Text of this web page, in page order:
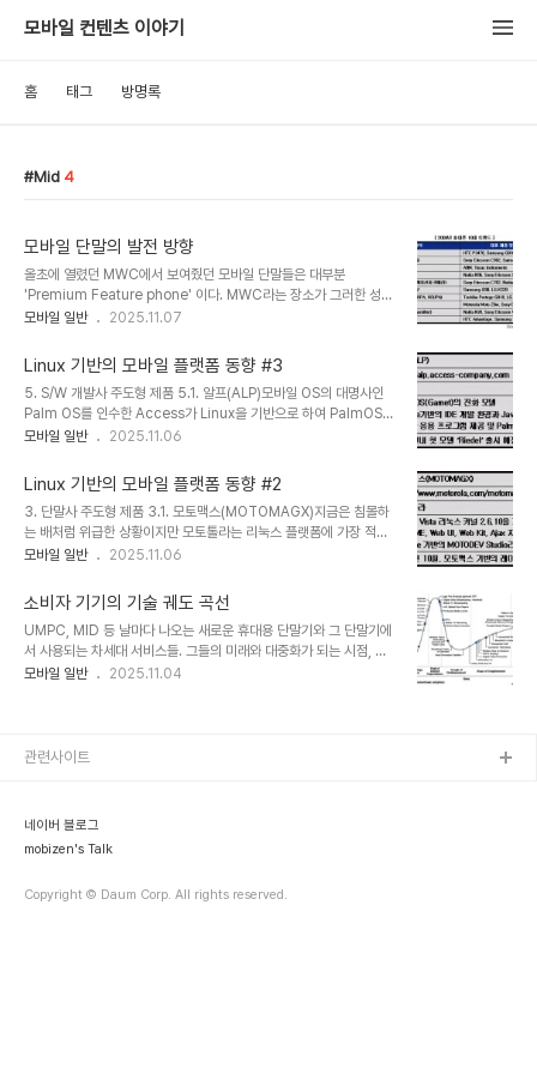
모바일 컨텐츠 이야기
홈 태그 방명록
Mid 4
모바일 단말의 발전 방향
올초에 열렸던 MWC에서 보여줬던 모바일 단말들은 대부분
'Premium Feature phone' 이다. MWC라는 장소가 그러한 성향
이 부각될 수 밖에 없는 곳이기도 하지만 이러한 Feature Phone은
성을 부여하기도 한다. 이를 테면 'Touch screen' 라는 Value만을
생각만 하면 도대체 이해할 수 있는 햅틱의 가격이지만, 소비자의 반응
은 상당히 좋다라는 것이 좋은 예가 될 수 있다. IDG에서는 MWC에
서 보여주었던 트렌드를 10개 정도로 요약해서 정리를 한 적이 있다.
단말의 고도화는 당연히 고가의 CPU와 Display 장치를 요구하며,
은 ..
모바일 일반 2025.11.07
Linux 기반의 모바일 플랫폼 동향 #3
5. S/W 개발사 주도형 제품 5.1. 알프(ALP)모바일 OS의 대명사인
Palm OS를 인수한 Access가 Linux을 기반으로 하여 PalmOS의
차세대 모델로 개발하고 있는 플랫폼이다. 실제 어플리케이션의 개발
오렌지향으로 'Riedel' 프로젝트를 2008년도 안에 Release 하려
는 계획을 가지고 있다. 기타 Linux 플랫폼이 지원하는 대부분의 것들
을 지원한다. 개발 플레임워크는 아래와 같으며 Linux Native나
J2ME로 개발이 가능하다.ALP의 가장 큰 장점은 Plam이라는 고유
명사를 일반 명사로 만들 정도로 강력했던 약 25,000 여개 이상의
모바일 일반 2025.11.06
Linux 기반의 모바일 플랫폼 동향 #2
3. 단말사 주도형 제품 3.1. 모토맥스(MOTOMAGX)지금은 침몰하
는 배처럼 위급한 상황이지만 모토톨라는 리눅스 플랫폼에 가장 적극
적인 회사이다. 2007년 하반기에 모토롤라는 향후 2년 동안 리눅스
다. 첫단추는 Linux와 Java를 합쳐 놓은 'Juix'라는 플랫폼으로 중국
향 밍(Ming)모델에 사용되었고 '모토맥스’는 이 Junix의 다음 버전
이라고 이해하면 된다. 모토롤라는 북미향은 윈도우즈 모바일, 유럽향
은 심비안, 아시아권은 리눅스 기반으로 나간다고 구분하고 있다. 그러
한 이유로 Ming과 같은 라인업이 중국에서 탄생을 한 것이고 2008
모바일 일반 2025.11.06
소비자 기기의 기술 궤도 곡선
UMPC, MID 등 날마다 나오는 새로운 휴대용 단말기와 그 단말기에
서 사용되는 차세대 서비스들. 그들의 미래와 대중화가 되는 시점, 서
로간의 융합정도 그리고 그들의 미래의 전망을 어떻게 될 것인가? 이
년 이내에 등장할 소비자 기술 중에 디바이스 측면에서 PMP는 독보
하면서 학생층의 N..
모바일 일반 2025.11.04
네이버 블로그
mobizen's Talk
Copyright © Daum Corp. All rights reserved.
관련사이트